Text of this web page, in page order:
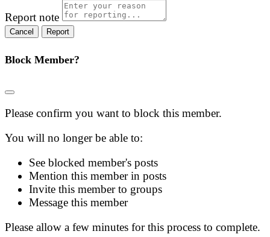
Report note
Report
Block Member?
Please confirm you want to block this member.
You will no longer be able to:
See blocked member's posts
Mention this member in posts
Invite this member to groups
Message this member
Please allow a few minutes for this process to complete.